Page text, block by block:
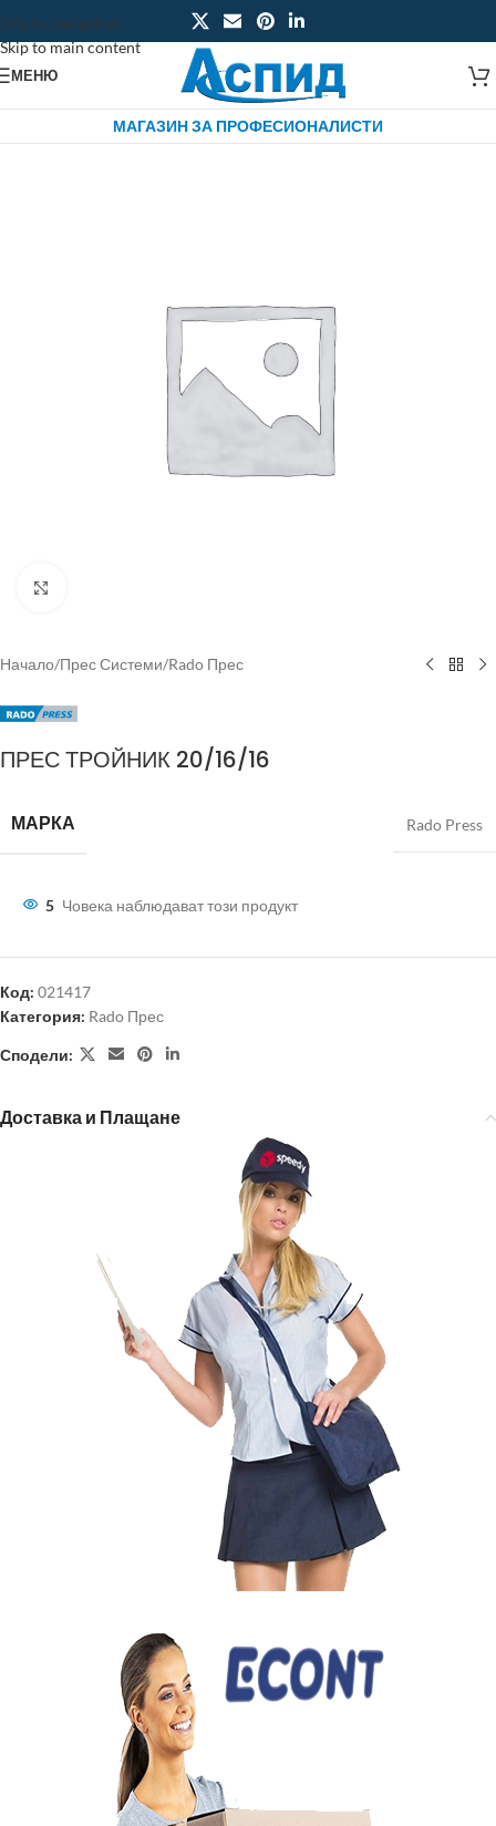
Skip to navigation
Skip to main content
МЕНЮ
МАГАЗИН ЗА ПРОФЕСИОНАЛИСТИ
Начало/Прес Системи/Rado Прес
ПРЕС ТРОЙНИК 20/16/16
МАРКА Rado Press
5 Човека наблюдават този продукт
Код: 021417
Категория: Rado Прес
Сподели:
Доставка и Плащане